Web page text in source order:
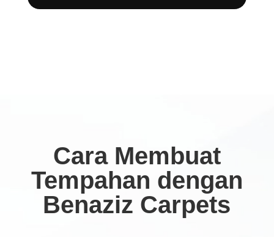
Cara Membuat
Tempahan dengan
Benaziz Carpets